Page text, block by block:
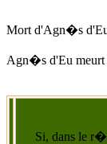
Mort d'Agn�s
Agn�s d'Eu meurt
Si, dans le